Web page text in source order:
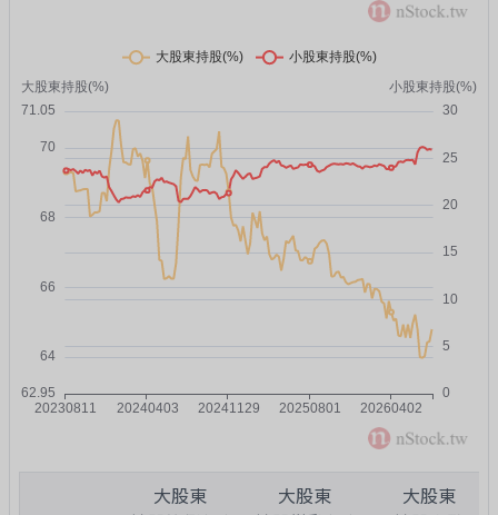
大股東
大股東
大股東